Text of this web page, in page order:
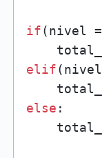
if(nivel
elif
else :